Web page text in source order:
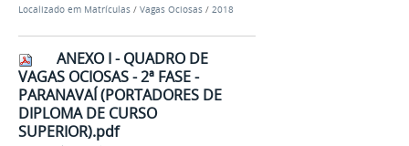
Localizado em Matrículas / Vagas Ociosas / 2018
ANEXO I - QUADRO DE
VAGAS OCIOSAS - 2ª FASE -
PARANAVAÍ (PORTADORES DE
DIPLOMA DE CURSO
SUPERIOR).pdf